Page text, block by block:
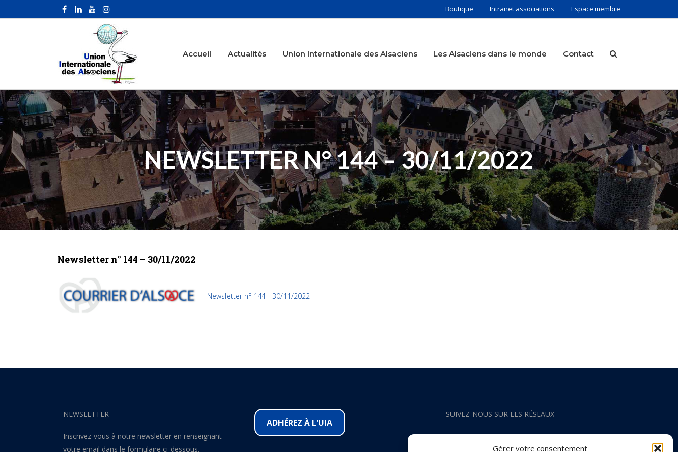
Gérer votre consentement
Boutique Intranet associations Espace membre
Accueil Actualités Union Internationale des Alsaciens Les Alsaciens dans le monde Contact
NEWSLETTER N° 144 – 30/11/2022
Newsletter n° 144 – 30/11/2022
Newsletter n° 144 - 30/11/2022
NEWSLETTER
Inscrivez-vous à notre newsletter en renseignant
votre email dans le formulaire ci-dessous.
ADHÉREZ À L'UIA
SUIVEZ-NOUS SUR LES RÉSEAUX